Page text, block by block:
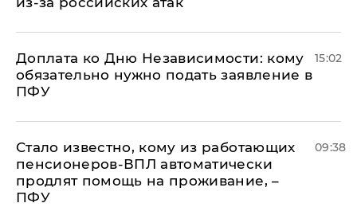
Доплата ко Дню Независимости: кому
обязательно нужно подать заявление в
ПФУ
15:02
Стало известно, кому из работающих
пенсионеров-ВПЛ автоматически
продлят помощь на проживание, –
ПФУ
09:38